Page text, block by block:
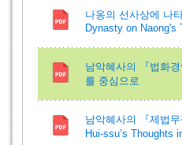
나옹의 선사상에 나
Dynasty on Naong's
남악혜사의 『법화
를 중심으로
남악혜사의 『제법
Hui-ssu’s Thoughts